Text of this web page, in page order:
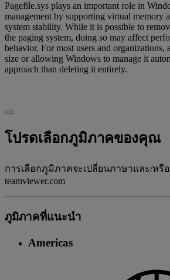
Pagefile.sys plays an important role in
management by supporting virtual memory
system stability. While it is possible to
the paging system, doing so may affect
behavior. For most users and organizations,
size or allowing Windows to manage it
approach than deleting it entirely.
โปรดเลือกภูมิภาคของคุณ
การเลือกภูมิภาคจะเปลี่ยนภาษาและ/หรื
teamviewer.com
ภูมิภาคที่แนะนํา
Americas